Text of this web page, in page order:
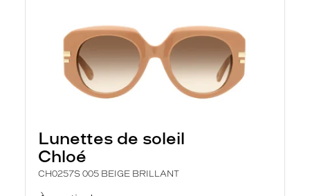
Lunettes de soleil
Chloé
CH0257S 005 BEIGE BRILLANT